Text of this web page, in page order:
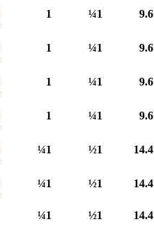
9.6
1¼
1
9.6
1¼
1
9.6
1¼
1
9.6
1¼
1
14.4
1½
1¼
14.4
1½
1¼
14.4
1½
1¼